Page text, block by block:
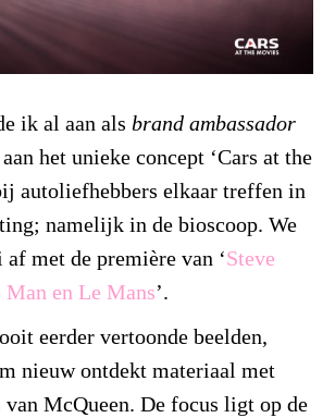
ik al aan als brand ambassador
het unieke concept ‘Cars at the
autoliefhebbers elkaar treffen in
namelijk in de bioscoop. We
met de première van ‘Steve
en Le Mans’.
eerder vertoonde beelden,
nieuw ontdekt materiaal met
van McQueen. De focus ligt op de